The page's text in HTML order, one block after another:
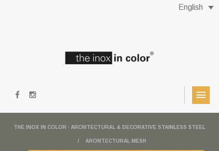
English
THE INOX IN COLOR · ARCHITECTURAL & DECORATIVE STAINLESS STEEL
ARCHITECTURAL MESH